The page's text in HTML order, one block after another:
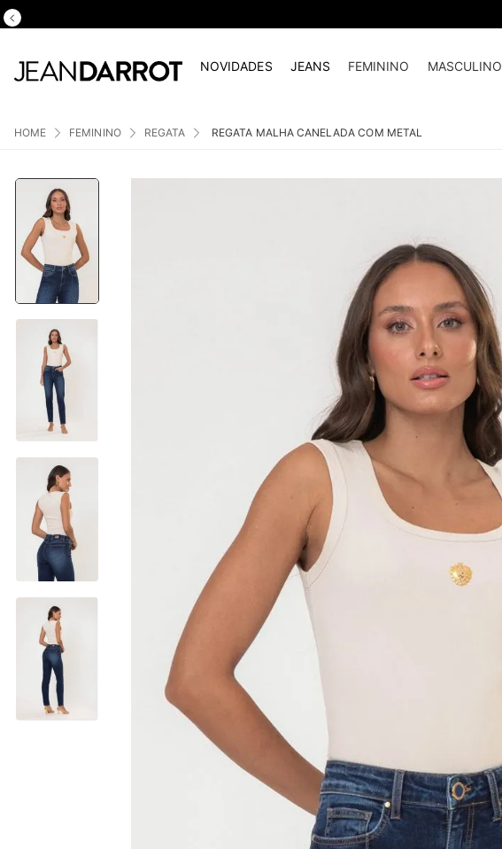
NOVIDADES JEANS FEMININO MASCULINO
FEMININO REGATA REGATA MALHA CANELADA COM METAL